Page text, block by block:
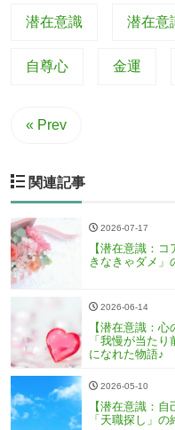
潜在意識 潜在意
自尊心 金運
« Prev
関連記事
2026-07-17
【潜在意識：
きなきゃダメ」
2026-06-14
【潜在意識：
「我慢が当た
になれた物語♪
2026-05-10
【潜在意識：
「天職探し」